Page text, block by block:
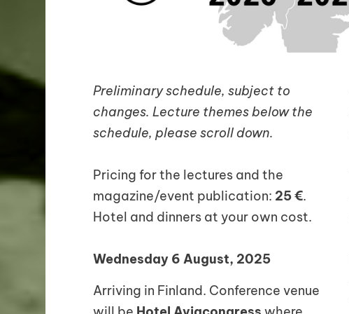
Preliminary schedule, subject to
changes. Lecture themes below the
schedule, please scroll down.
Pricing for the lectures and the
magazine/event publication: 25 €.
Hotel and dinners at your own cost.
Wednesday 6 August, 2025
Arriving in Finland. Conference venue